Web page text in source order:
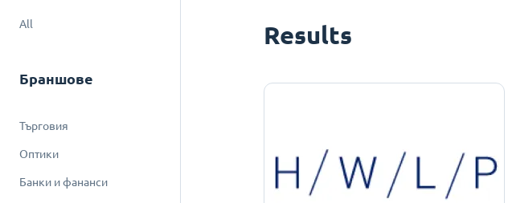
All
Браншове
Търговия
Оптики
Банки и фананси
Results